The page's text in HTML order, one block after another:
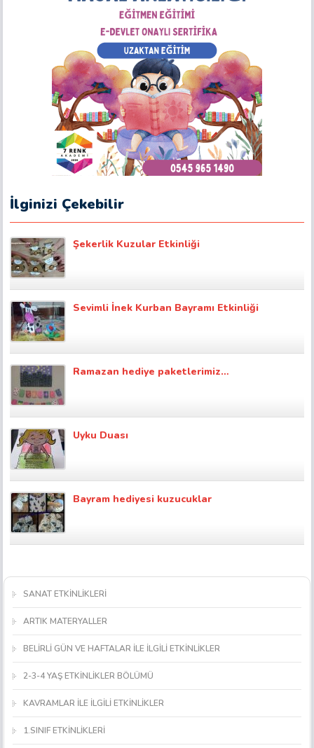
İlginizi Çekebilir
Şekerlik Kuzular Etkinliği
Sevimli İnek Kurban Bayramı Etkinliği
Ramazan hediye paketlerimiz…
Uyku Duası
Bayram hediyesi kuzucuklar
SANAT ETKİNLİKLERİ
ARTIK MATERYALLER
BELİRLİ GÜN VE HAFTALAR İLE İLGİLİ ETKİNLİKLER
2-3-4 YAŞ ETKİNLİKLER BÖLÜMÜ
KAVRAMLAR İLE İLGİLİ ETKİNLİKLER
1.SINIF ETKİNLİKLERİ